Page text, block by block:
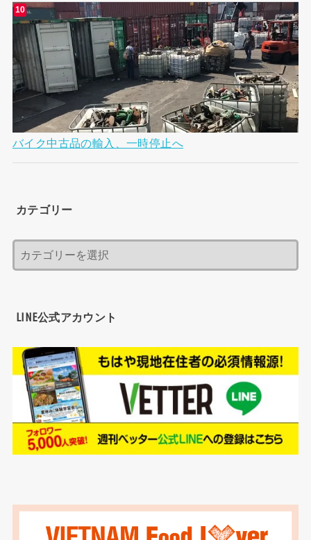
バイク中古品の輸入、一時停止へ
カテゴリー
LINE公式アカウント